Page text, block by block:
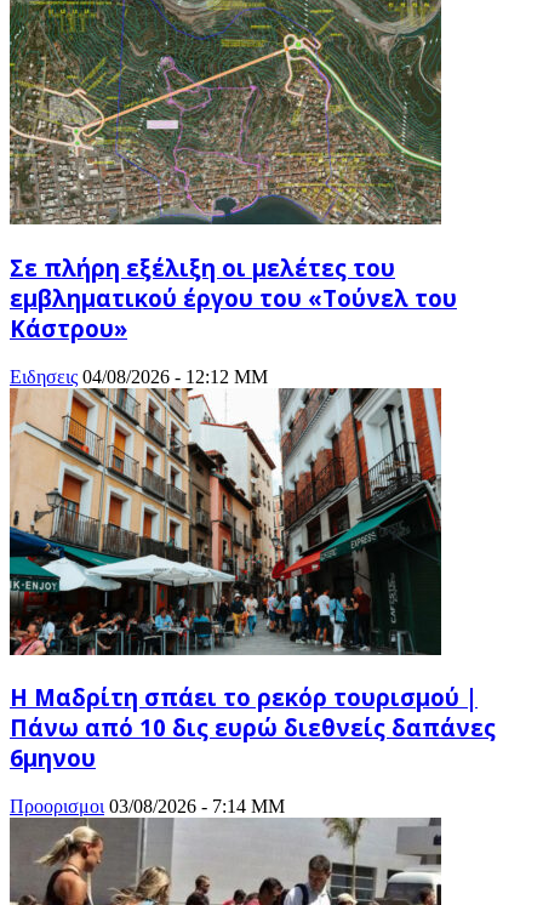
Σε πλήρη εξέλιξη οι μελέτες του
εμβληματικού έργου του «Τούνελ του
Κάστρου»
Ειδησεις 04/08/2026 - 12:12 ΜΜ
Η Μαδρίτη σπάει το ρεκόρ τουρισμού |
Πάνω από 10 δις ευρώ διεθνείς δαπάνες
6μηνου
Προορισμοι 03/08/2026 - 7:14 ΜΜ